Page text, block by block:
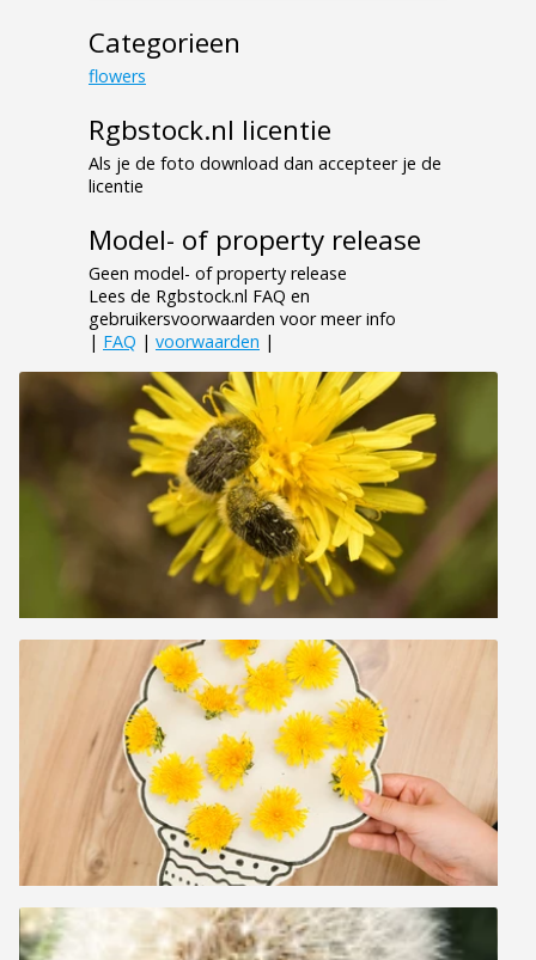
Categorieen
flowers
Rgbstock.nl licentie
Als je de foto download dan accepteer je de
licentie
Model- of property release
Geen model- of property release
Lees de Rgbstock.nl FAQ en
gebruikersvoorwaarden voor meer info
| FAQ | voorwaarden |